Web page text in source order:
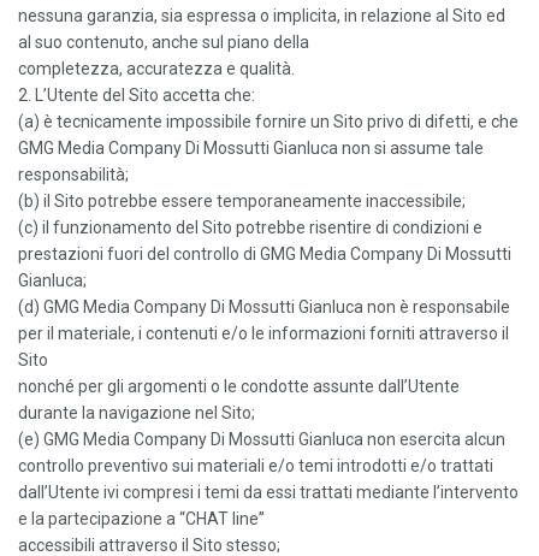
nessuna garanzia, sia espressa o implicita, in relazione al Sito ed
al suo contenuto, anche sul piano della
completezza, accuratezza e qualità.
2. L’Utente del Sito accetta che:
(a) è tecnicamente impossibile fornire un Sito privo di difetti, e che
GMG Media Company Di Mossutti Gianluca non si assume tale
responsabilità;
(b) il Sito potrebbe essere temporaneamente inaccessibile;
(c) il funzionamento del Sito potrebbe risentire di condizioni e
prestazioni fuori del controllo di GMG Media Company Di Mossutti
Gianluca;
(d) GMG Media Company Di Mossutti Gianluca non è responsabile
per il materiale, i contenuti e/o le informazioni forniti attraverso il
Sito
nonché per gli argomenti o le condotte assunte dall’Utente
durante la navigazione nel Sito;
(e) GMG Media Company Di Mossutti Gianluca non esercita alcun
controllo preventivo sui materiali e/o temi introdotti e/o trattati
dall’Utente ivi compresi i temi da essi trattati mediante l’intervento
e la partecipazione a “CHAT line”
accessibili attraverso il Sito stesso;